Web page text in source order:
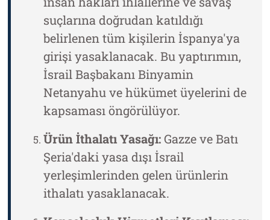
suçlarına doğrudan katıldığı
belirlenen tüm kişilerin İspanya'ya
girişi yasaklanacak. Bu yaptırımın,
İsrail Başbakanı Binyamin
Netanyahu ve hükümet üyelerini de
kapsaması öngörülüyor.
Ürün İthalatı Yasağı:Gazze ve Batı
Şeria'daki yasa dışı İsrail
yerleşimlerinden gelen ürünlerin
ithalatı yasaklanacak.